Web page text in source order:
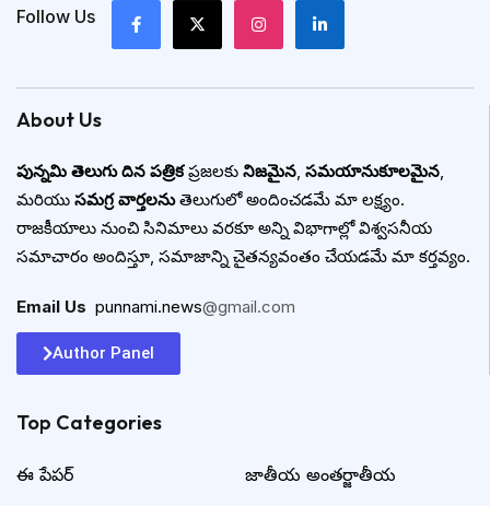
Follow Us
About Us
పున్నమి తెలుగు దిన పత్రికప్రజలకు నిజమైన, సమయానుకూలమైన,
మరియు సమగ్ర వార్తలనుతెలుగులో అందించడమే మా లక్ష్యం.
రాజకీయాలు నుంచి సినిమాలు వరకూ అన్ని విభాగాల్లో విశ్వసనీయ
సమాచారం అందిస్తూ, సమాజాన్ని చైతన్యవంతం చేయడమే మా కర్తవ్యం.
Email Us punnami.news@gmail.com
Author Panel
Top Categories​
ఈ పేపర్ జాతీయ అంతర్జాతీయ